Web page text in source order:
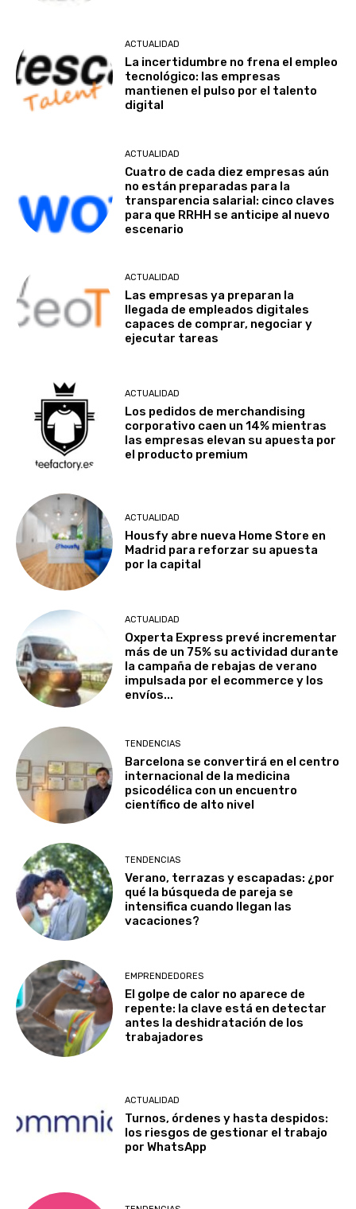
ACTUALIDAD
La incertidumbre no frena el empleo
tecnológico: las empresas
mantienen el pulso por el talento
digital
ACTUALIDAD
Cuatro de cada diez empresas aún
no están preparadas para la
transparencia salarial: cinco claves
para que RRHH se anticipe al nuevo
escenario
ACTUALIDAD
Las empresas ya preparan la
llegada de empleados digitales
capaces de comprar, negociar y
ejecutar tareas
ACTUALIDAD
Los pedidos de merchandising
corporativo caen un 14% mientras
las empresas elevan su apuesta por
el producto premium
ACTUALIDAD
Housfy abre nueva Home Store en
Madrid para reforzar su apuesta
por la capital
ACTUALIDAD
Oxperta Express prevé incrementar
más de un 75% su actividad durante
la campaña de rebajas de verano
impulsada por el ecommerce y los
envíos...
TENDENCIAS
Barcelona se convertirá en el centro
internacional de la medicina
psicodélica con un encuentro
científico de alto nivel
TENDENCIAS
Verano, terrazas y escapadas: ¿por
qué la búsqueda de pareja se
intensifica cuando llegan las
vacaciones?
EMPRENDEDORES
El golpe de calor no aparece de
repente: la clave está en detectar
antes la deshidratación de los
trabajadores
ACTUALIDAD
Turnos, órdenes y hasta despidos:
los riesgos de gestionar el trabajo
por WhatsApp